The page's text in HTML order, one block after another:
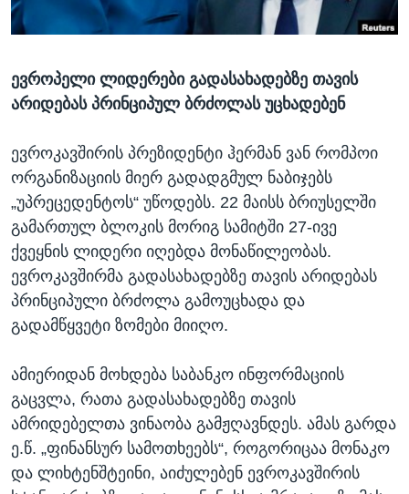
ᲡᲢᲣᲓᲘᲐ ᲕᲐᲨᲘᲜᲒᲢᲝᲜᲘ
ᲔᲙᲝᲜᲝᲛᲘᲙᲐ
ᲛᲔᲪᲜᲘᲔᲠᲔᲑᲐ
ᲘᲜᲢᲔᲠᲕᲘᲣ
ᲙᲣᲚᲢᲣᲠᲐ
ᲒᲐᲚᲘᲚᲔᲝ
ᲓᲔᲖᲘᲜᲤᲝᲠᲛᲐᲪᲘᲐ
Learning English
ᲗᲕᲐᲚᲘ ᲒᲕᲐᲓᲔᲕᲜᲔᲗ
ენები
ევროპელი ლიდერები გადასახადებზე თავის
არიდებას პრინციპულ ბრძოლას უცხადებენ
ევროკავშირის პრეზიდენტი ჰერმან ვან რომპოი
ორგანიზაციის მიერ გადადგმულ ნაბიჯებს
„უპრეცედენტოს“ უწოდებს. 22 მაისს ბრიუსელში
გამართულ ბლოკის მორიგ სამიტში 27-ივე
ქვეყნის ლიდერი იღებდა მონაწილეობას.
ევროკავშირმა გადასახადებზე თავის არიდებას
პრინციპული ბრძოლა გამოუცხადა და
გადამწყვეტი ზომები მიიღო.
ამიერიდან მოხდება საბანკო ინფორმაციის
გაცვლა, რათა გადასახადებზე თავის
ამრიდებელთა ვინაობა გამჟღავნდეს. ამას გარდა
ე.წ. „ფინანსურ სამოთხეებს“, როგორიცაა მონაკო
და ლიხტენშტეინი, აიძულებენ ევროკავშირის